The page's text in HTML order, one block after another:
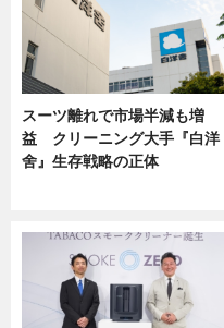
スーツ離れで市場半減も増
益 クリーニング大手『白洋
舍』生存戦略の正体